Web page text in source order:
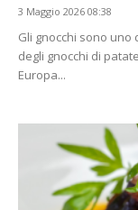
3 Maggio 2026 08:38
Gli gnocchi sono uno
degli gnocchi di
Europa...